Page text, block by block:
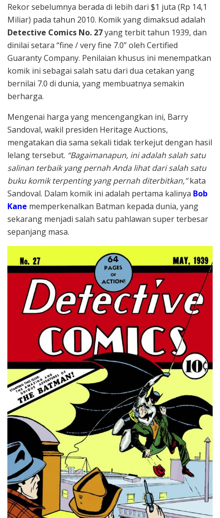
Rekor sebelumnya berada di lebih dari $1 juta (Rp 14,1
Miliar) pada tahun 2010. Komik yang dimaksud adalah
Detective Comics No. 27yang terbit tahun 1939, dan
dinilai setara “fine / very fine 7.0” oleh Certified
Guaranty Company. Penilaian khusus ini menempatkan
komik ini sebagai salah satu dari dua cetakan yang
bernilai 7.0 di dunia, yang membuatnya semakin
berharga.
Mengenai harga yang mencengangkan ini, Barry
Sandoval, wakil presiden Heritage Auctions,
mengatakan dia sama sekali tidak terkejut dengan hasil
lelang tersebut. “Bagaimanapun, ini adalah salah satu
salinan terbaik yang pernah Anda lihat dari salah satu
buku komik terpenting yang pernah diterbitkan,”kata
Sandoval. Dalam komik ini adalah pertama kalinya Bob
Kane memperkenalkan Batman kepada dunia, yang
sekarang menjadi salah satu pahlawan super terbesar
sepanjang masa.